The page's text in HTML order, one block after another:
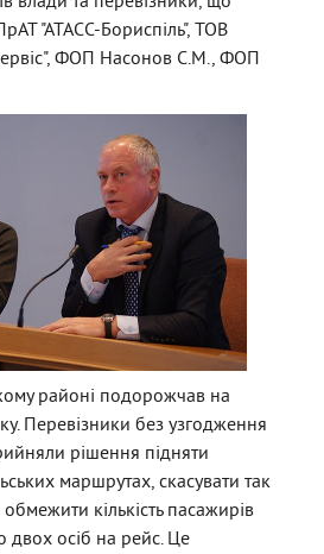
"АТАСС-Бориспіль", ТОВ
ФОП Насонов С.М., ФОП
районі подорожчав на
Перевізники без узгодження
рішення підняти
маршрутах, скасувати так
обмежити кількість пасажирів
двох осіб на рейс. Це